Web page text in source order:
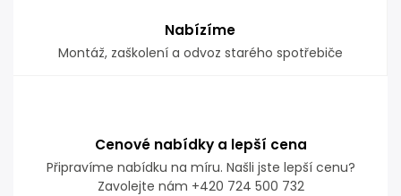
Nabízíme
Montáž, zaškolení a odvoz starého spotřebiče
Cenové nabídky a lepší cena
Připravíme nabídku na míru. Našli jste lepší cenu?
Zavolejte nám +420 724 500 732